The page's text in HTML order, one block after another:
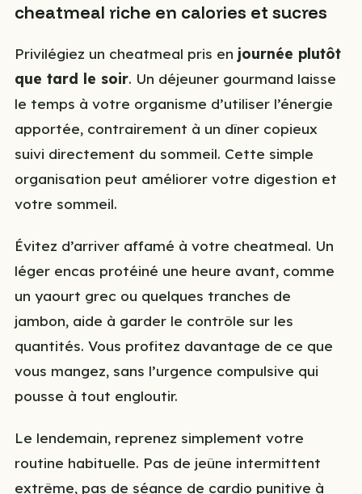
cheatmeal riche en calories et sucres
Privilégiez un cheatmeal pris en journée plutôt
que tard le soir. Un déjeuner gourmand laisse
le temps à votre organisme d’utiliser l’énergie
apportée, contrairement à un dîner copieux
suivi directement du sommeil. Cette simple
organisation peut améliorer votre digestion et
votre sommeil.
Évitez d’arriver affamé à votre cheatmeal. Un
léger encas protéiné une heure avant, comme
un yaourt grec ou quelques tranches de
jambon, aide à garder le contrôle sur les
quantités. Vous profitez davantage de ce que
vous mangez, sans l’urgence compulsive qui
pousse à tout engloutir.
Le lendemain, reprenez simplement votre
routine habituelle. Pas de jeûne intermittent
extrême, pas de séance de cardio punitive à